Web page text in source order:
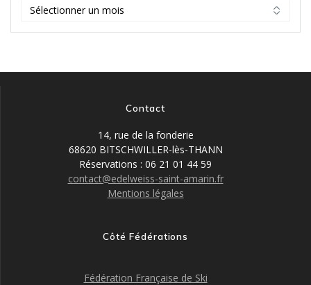
Contact
14, rue de la fonderie
68620 BITSCHWILLER-lès-THANN
Réservations : 06 21 01 44 59
contact@edelweiss-saint-amarin.fr
Mentions légales
Côté Fédérations
Fédération Française de Ski